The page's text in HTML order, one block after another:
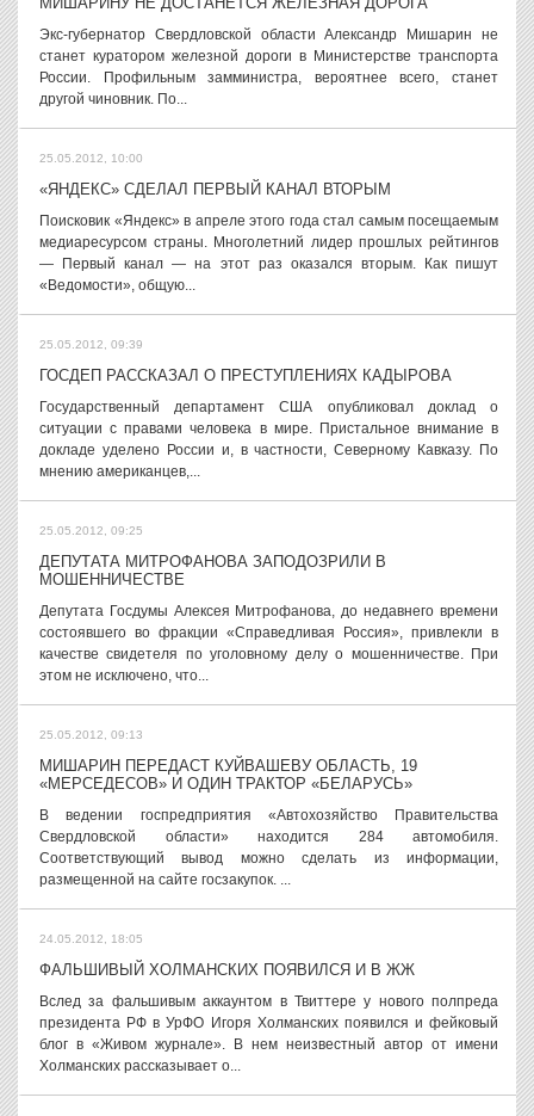
Экс-губернатор Свердловской области Александр Мишарин не
станет куратором железной дороги в Министерстве транспорта
России. Профильным замминистра, вероятнее всего, станет
другой чиновник. По...
25.05.2012, 10:00
«ЯНДЕКС» СДЕЛАЛ ПЕРВЫЙ КАНАЛ ВТОРЫМ
Поисковик «Яндекс» в апреле этого года стал самым посещаемым
медиаресурсом страны. Многолетний лидер прошлых рейтингов
— Первый канал — на этот раз оказался вторым. Как пишут
«Ведомости», общую...
25.05.2012, 09:39
ГОСДЕП РАССКАЗАЛ О ПРЕСТУПЛЕНИЯХ КАДЫРОВА
Государственный департамент США опубликовал доклад о
ситуации с правами человека в мире. Пристальное внимание в
докладе уделено России и, в частности, Северному Кавказу. По
мнению американцев,...
25.05.2012, 09:25
ДЕПУТАТА МИТРОФАНОВА ЗАПОДОЗРИЛИ В
МОШЕННИЧЕСТВЕ
Депутата Госдумы Алексея Митрофанова, до недавнего времени
состоявшего во фракции «Справедливая Россия», привлекли в
качестве свидетеля по уголовному делу о мошенничестве. При
этом не исключено, что...
25.05.2012, 09:13
МИШАРИН ПЕРЕДАСТ КУЙВАШЕВУ ОБЛАСТЬ, 19
«МЕРСЕДЕСОВ» И ОДИН ТРАКТОР «БЕЛАРУСЬ»
В ведении госпредприятия «Автохозяйство Правительства
Свердловской области» находится 284 автомобиля.
Соответствующий вывод можно сделать из информации,
размещенной на сайте госзакупок. ...
24.05.2012, 18:05
ФАЛЬШИВЫЙ ХОЛМАНСКИХ ПОЯВИЛСЯ И В ЖЖ
Вслед за фальшивым аккаунтом в Твиттере у нового полпреда
президента РФ в УрФО Игоря Холманских появился и фейковый
блог в «Живом журнале». В нем неизвестный автор от имени
Холманских рассказывает о...